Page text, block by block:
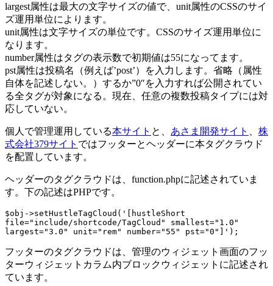
largest属性は最大の文字サイズの値で、unit属性のCSSのサイ
ズ運用単位によります。
unit属性は文字サイズの単位です。CSSのサイズ運用単位に
なります。
number属性はタグの表示数で初期値は55になってます。
pst属性は投稿名（例えば’post’）を入力します。省略（属性
自体を記述しない。）するか”0″を入力すれば公開されてい
る全タグが対象になる。現在、任意の複数投稿タイプには対
応していない。
個人で管理運用している本サイト と、 あさま開発サイト
株
式会社379サイト ではフッターとヘッダーに本タグクラウド
を配置しています。
ヘッダーのタグクラウドは、function.phpに記述されていま
す。下の記述はPHPです。
$obj->setHustleTagCloud('[hustleShort
file="include/shortcode/TagCloud" smallest="1.0"
largest="3.0" unit="rem" number="55" pst="0"]');
フッターのタグクラウドは、管理のウィジェット画面のフッ
ターウィジェットカラム内ブロックウィジェットに記述され
ています。